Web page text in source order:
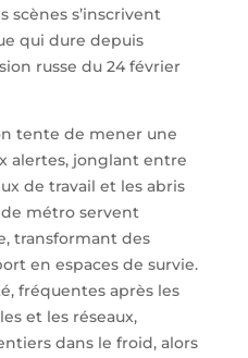
scènes s’inscrivent
qui dure depuis
russe du 24 février
tente de mener une
alertes, jonglant entre
de travail et les abris
de métro servent
transformant des
en espaces de survie.
fréquentes après les
et les réseaux,
dans le froid, alors